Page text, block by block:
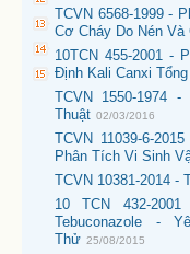
TCVN 6568-1999 -
Cơ Cháy Do Nén
10TCN 455-2001 -
Định Kali Canxi
TCVN 1550-1974
Thuật 02/03/2016
TCVN 11039-6-
Phân Tích Vi Sinh
TCVN 10381-2014 -
10 TCN 432-
Tebuconazole -
Thử 25/08/2015